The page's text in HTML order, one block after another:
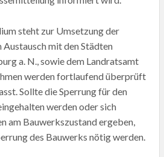
steht zur Umsetzung der
Austausch mit den Städten
a. N., sowie dem Landratsamt
werden fortlaufend überprüft
Sollte die Sperrung für den
werden oder sich
am Bauwerkszustand ergeben,
des Bauwerks nötig werden.